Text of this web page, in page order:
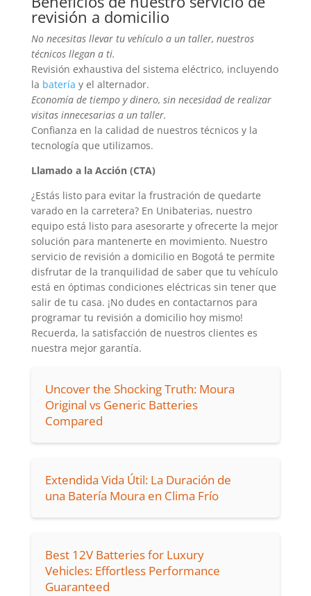
revisión a domicilio
No necesitas llevar tu vehículo a un taller, nuestros
técnicos llegan a ti.
Revisión exhaustiva del sistema eléctrico, incluyendo
la batería y el alternador.
Economía de tiempo y dinero, sin necesidad de realizar
visitas innecesarias a un taller.
Confianza en la calidad de nuestros técnicos y la
tecnología que utilizamos.
Llamado a la Acción (CTA)
¿Estás listo para evitar la frustración de quedarte
varado en la carretera? En Unibaterias, nuestro
equipo está listo para asesorarte y ofrecerte la mejor
solución para mantenerte en movimiento. Nuestro
servicio de revisión a domicilio en Bogotá te permite
disfrutar de la tranquilidad de saber que tu vehículo
está en óptimas condiciones eléctricas sin tener que
salir de tu casa. ¡No dudes en contactarnos para
programar tu revisión a domicilio hoy mismo!
Recuerda, la satisfacción de nuestros clientes es
nuestra mejor garantía.
Uncover the Shocking Truth: Moura
Original vs Generic Batteries
Compared
Extendida Vida Útil: La Duración de
una Batería Moura en Clima Frío
Best 12V Batteries for Luxury
Vehicles: Effortless Performance
Guaranteed